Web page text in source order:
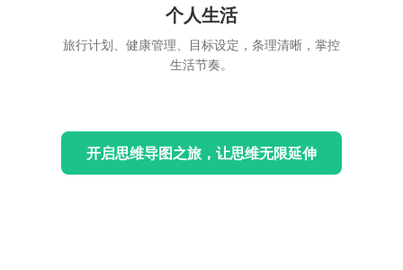
个人生活
旅行计划、健康管理、目标设定，条理清晰，掌控
生活节奏。
开启思维导图之旅，让思维无限延伸